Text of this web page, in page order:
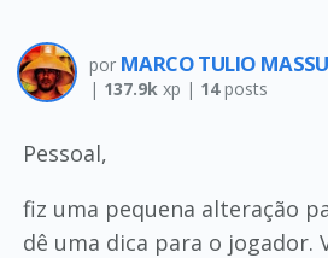
por MARCO TULIO
| 137.9kxp | 14posts
Pessoal,
fiz uma pequena alteração
dê uma dica para o jogador.